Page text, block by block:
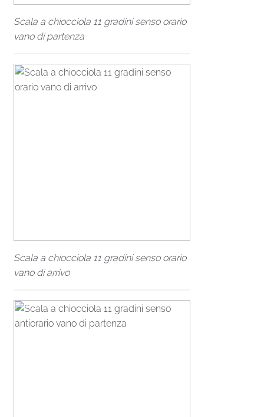
Scala a chiocciola 11 gradini senso orario
vano di partenza
Scala a chiocciola 11 gradini senso orario
vano di arrivo